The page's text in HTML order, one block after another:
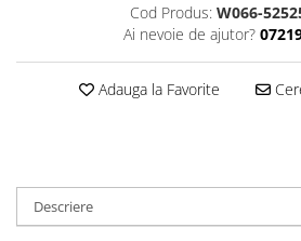
Cod Produs: W066-
Ai nevoie de ajutor?
Adauga la Favorite
Descriere